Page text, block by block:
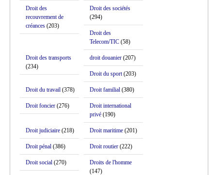
Droit des
recouvrement de
créances (203)
Droit des sociétés
(294)
Droit des
Telecom/TIC (58)
Droit des transports
(234)
droit douanier (207)
Droit du sport(203)
Droit du travail (378) Droit familial (380)
Droit foncier (276)
Droit international
privé (190)
Droit judiciaire (218) Droit maritime (201)
Droit pénal (386) Droit routier (222)
Droit social (270)
Droits de l'homme
(147)